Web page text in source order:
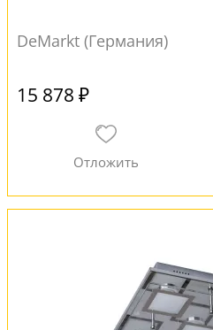
DeMarkt (Германия)
15 878 ₽